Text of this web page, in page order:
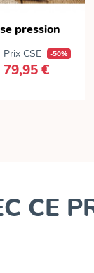
pression
Prix CSE -50%
79,95 €
CE